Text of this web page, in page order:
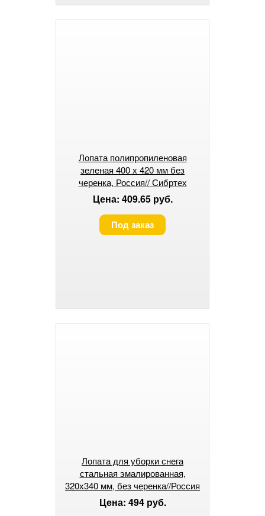
Лопата полипропиленовая
зеленая 400 х 420 мм без
черенка, Россия// Сибртех
Цена: 409.65 руб.
Под заказ
Лопата для уборки снега
стальная эмалированная,
320х340 мм, без черенка//Россия
Цена: 494 руб.